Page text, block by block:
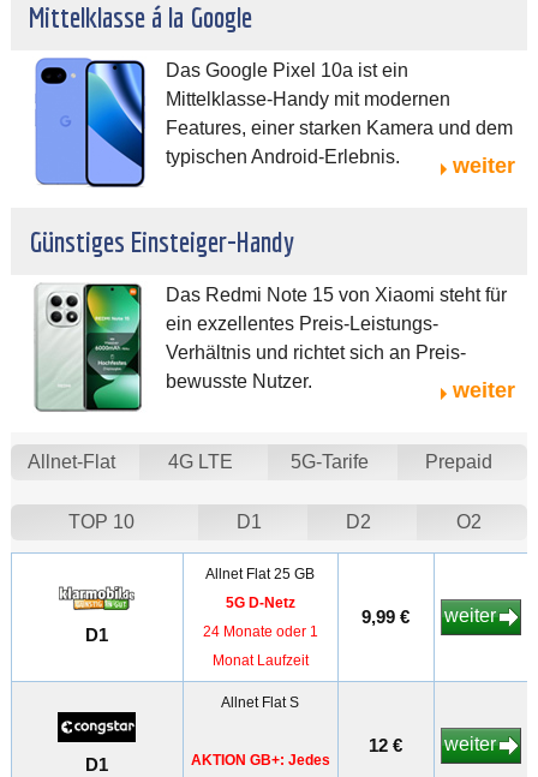
Mittelklasse á la Google
Das Google Pixel 10a ist ein
Mittelklasse-Handy mit modernen
Features, einer starken Kamera und dem
typischen Android-Erlebnis.
weiter
Günstiges Einsteiger-Handy
Das Redmi Note 15 von Xiaomi steht für
ein exzellentes Preis-Leistungs-
Verhältnis und richtet sich an Preis-
bewusste Nutzer.
weiter
Allnet-Flat 4G LTE 5G-Tarife Prepaid
TOP 10 D1 D2 O2
D1
Allnet Flat 25 GB
5G D-Netz
24 Monate oder 1
Monat Laufzeit
9,99 € weiter
D1
Allnet Flat S
AKTION GB+: Jedes
12 € weiter